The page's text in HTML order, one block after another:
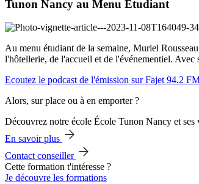
Tunon Nancy au Menu Etudiant
Au menu étudiant de la semaine, Muriel
l'hôtellerie, de l'accueil et de l'événementiel. Avec
Ecoutez le podcast de l'émission sur Fajet 94.2
Alors, sur place ou à en emporter ?
Découvrez notre école École Tunon Nancy et ses
En savoir plus
Contact conseiller
Cette formation t'intéresse ?
Je découvre les formations